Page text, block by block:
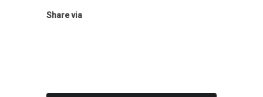
Share via